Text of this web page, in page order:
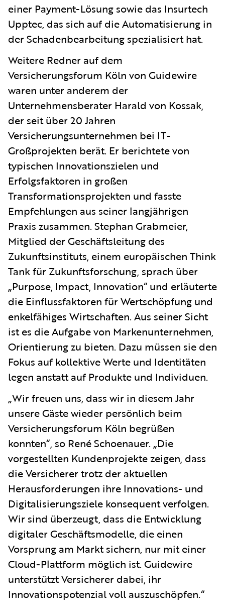
einer Payment-Lösung sowie das Insurtech
Upptec, das sich auf die Automatisierung in
der Schadenbearbeitung spezialisiert hat.
Weitere Redner auf dem
Versicherungsforum Köln von Guidewire
waren unter anderem der
Unternehmensberater Harald von Kossak,
der seit über 20 Jahren
Versicherungsunternehmen bei IT-
Großprojekten berät. Er berichtete von
typischen Innovationszielen und
Erfolgsfaktoren in großen
Transformationsprojekten und fasste
Empfehlungen aus seiner langjährigen
Praxis zusammen. Stephan Grabmeier,
Mitglied der Geschäftsleitung des
Zukunftsinstituts, einem europäischen Think
Tank für Zukunftsforschung, sprach über
„Purpose, Impact, Innovation“ und erläuterte
die Einflussfaktoren für Wertschöpfung und
enkelfähiges Wirtschaften. Aus seiner Sicht
ist es die Aufgabe von Markenunternehmen,
Orientierung zu bieten. Dazu müssen sie den
Fokus auf kollektive Werte und Identitäten
legen anstatt auf Produkte und Individuen.
„Wir freuen uns, dass wir in diesem Jahr
unsere Gäste wieder persönlich beim
Versicherungsforum Köln begrüßen
konnten“, so René Schoenauer. „Die
vorgestellten Kundenprojekte zeigen, dass
die Versicherer trotz der aktuellen
Herausforderungen ihre Innovations- und
Digitalisierungsziele konsequent verfolgen.
Wir sind überzeugt, dass die Entwicklung
digitaler Geschäftsmodelle, die einen
Vorsprung am Markt sichern, nur mit einer
Cloud-Plattform möglich ist. Guidewire
unterstützt Versicherer dabei, ihr
Innovationspotenzial voll auszuschöpfen.“